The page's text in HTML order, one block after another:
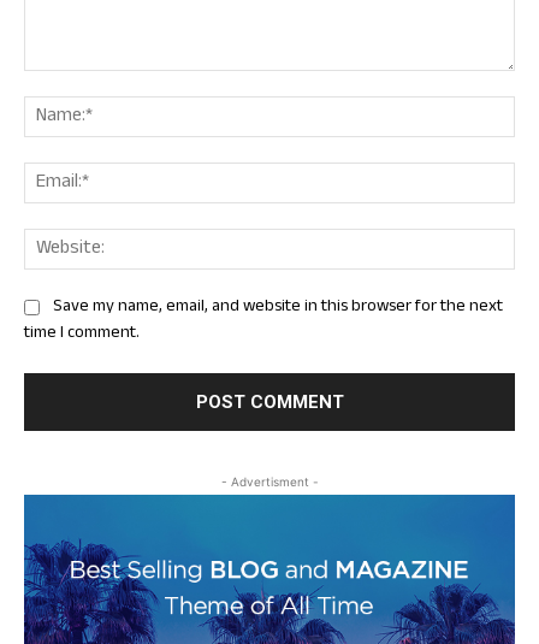
Save my name, email, and website in this browser for the next
time I comment.
- Advertisment -